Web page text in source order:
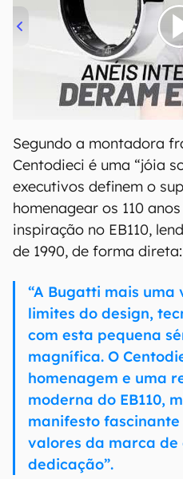
00:00/21:11
Segundo a montadora
Centodieci é uma “jóia
executivos definem o
homenagear os 110
inspiração no EB110,
de 1990, de forma direta:
“A Bugatti mais uma
limites do design,
com esta pequena
magnífica. O
homenagem e uma
moderna do EB110,
manifesto
valores da marca de
dedicação”.